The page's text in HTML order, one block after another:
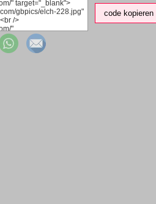
code kopieren